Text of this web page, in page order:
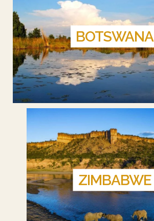
BOTSWANA
ZIMBABWE